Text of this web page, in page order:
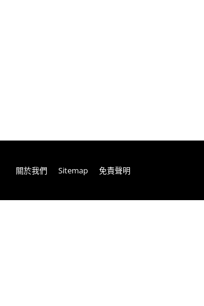
關於我們 Sitemap 免責聲明